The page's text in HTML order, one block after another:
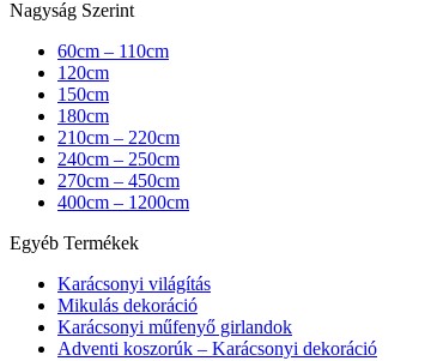
Nagyság Szerint
60cm – 110cm
120cm
150cm
180cm
210cm – 220cm
240cm – 250cm
270cm – 450cm
400cm – 1200cm
Egyéb Termékek
Karácsonyi világítás
Mikulás dekoráció
Karácsonyi műfenyő girlandok
Adventi koszorúk – Karácsonyi dekoráció